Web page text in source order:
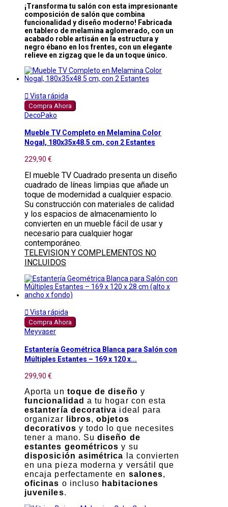
¡Transforma tu salón con esta impresionante
composición de salón que combina
funcionalidad y diseño moderno! Fabricada
en tablero de melamina aglomerado, con un
acabado roble artisán en la estructura y
negro ébano en los frentes, con un elegante
relieve en zigzag que le da un toque único.
 Vista rápida
Compra Ahora
DecoPako
Mueble TV Completo en Melamina Color
Nogal, 180x35x48.5 cm, con 2 Estantes
229,90 €
El mueble TV Cuadrado presenta un diseño
cuadrado de líneas limpias que añade un
toque de modernidad a cualquier espacio.
Su construcción con materiales de calidad
y los espacios de almacenamiento lo
convierten en un mueble fácil de usar y
necesario para cualquier hogar
contemporáneo.
TELEVISION Y COMPLEMENTOS NO
INCLUIDOS
 Vista rápida
Compra Ahora
Meyvaser
Estantería Geométrica Blanca para Salón con
Múltiples Estantes – 169 x 120 x...
299,90 €
Aporta un toque de diseño y
funcionalidad a tu hogar con esta
estantería decorativa ideal para
organizar
libros,objetos
decorativos y todo lo que necesites
tener a mano. Sudiseño de
estantes geométricos y su
disposición asimétrica la convierten
en una pieza moderna y versátil que
encaja perfectamente en salones,
oficinas o incluso habitaciones
juveniles.